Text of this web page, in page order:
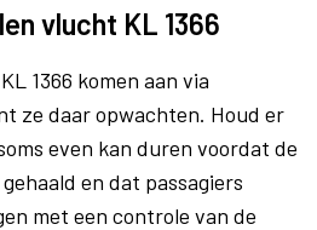
vlucht KL 1366
1366 komen aan via
ze daar opwachten. Houd er
even kan duren voordat de
en dat passagiers
met een controle van de